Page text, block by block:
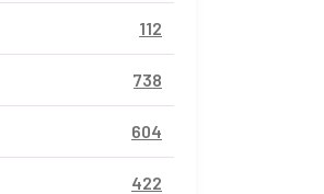
112
738
604
422